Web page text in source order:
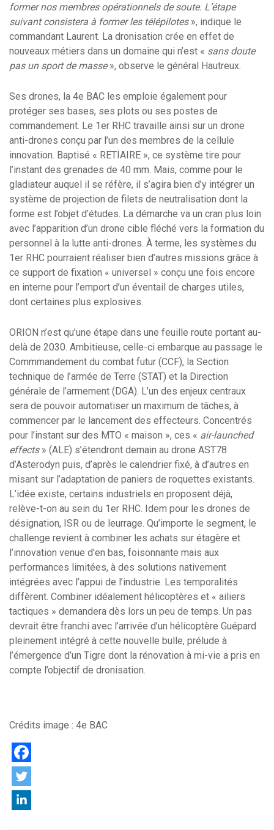
former nos membres opérationnels de soute. L’étape
suivant consistera à former les télépilotes», indique le
commandant Laurent. La dronisation crée en effet de
nouveaux métiers dans un domaine qui n’est « sans doute
pas un sport de masse», observe le général Hautreux.
Ses drones, la 4e BAC les emploie également pour
protéger ses bases, ses plots ou ses postes de
commandement. Le 1er RHC travaille ainsi sur un drone
anti-drones conçu par l’un des membres de la cellule
innovation. Baptisé « RETIAIRE », ce système tire pour
l’instant des grenades de 40 mm. Mais, comme pour le
gladiateur auquel il se réfère, il s’agira bien d’y intégrer un
système de projection de filets de neutralisation dont la
forme est l’objet d’études. La démarche va un cran plus loin
avec l’apparition d’un drone cible fléché vers la formation du
personnel à la lutte anti-drones. À terme, les systèmes du
1er RHC pourraient réaliser bien d’autres missions grâce à
ce support de fixation « universel » conçu une fois encore
en interne pour l’emport d’un éventail de charges utiles,
dont certaines plus explosives.
ORION n’est qu’une étape dans une feuille route portant au-
delà de 2030. Ambitieuse, celle-ci embarque au passage le
Commmandement du combat futur (CCF), la Section
technique de l’armée de Terre (STAT) et la Direction
générale de l’armement (DGA). L’un des enjeux centraux
sera de pouvoir automatiser un maximum de tâches, à
commencer par le lancement des effecteurs. Concentrés
pour l’instant sur des MTO « maison », ces « air-launched
effects» (ALE) s’étendront demain au drone AST78
d’Asterodyn puis, d’après le calendrier fixé, à d’autres en
misant sur l’adaptation de paniers de roquettes existants.
L’idée existe, certains industriels en proposent déjà,
relève-t-on au sein du 1er RHC. Idem pour les drones de
désignation, ISR ou de leurrage. Qu’importe le segment, le
challenge revient à combiner les achats sur étagère et
l’innovation venue d’en bas, foisonnante mais aux
performances limitées, à des solutions nativement
intégrées avec l’appui de l’industrie. Les temporalités
diffèrent. Combiner idéalement hélicoptères et « ailiers
tactiques » demandera dès lors un peu de temps. Un pas
devrait être franchi avec l’arrivée d’un hélicoptère Guépard
pleinement intégré à cette nouvelle bulle, prélude à
l’émergence d’un Tigre dont la rénovation à mi-vie a pris en
compte l’objectif de dronisation.
Crédits image : 4e BAC